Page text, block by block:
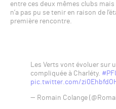
entre ces deux mêmes clubs
n’a pas pu se tenir en raison de
première rencontre.
Les Verts vont évoluer sur
compliquée à Charléty.
pic.twitter.com/
— Romain Colange